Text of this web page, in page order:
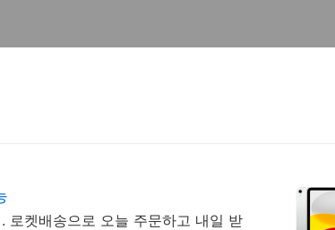
로켓배송으로 오늘 주문하고 내일 받